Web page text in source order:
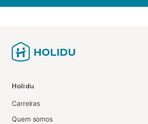
Holidu
Carreiras
Quem somos